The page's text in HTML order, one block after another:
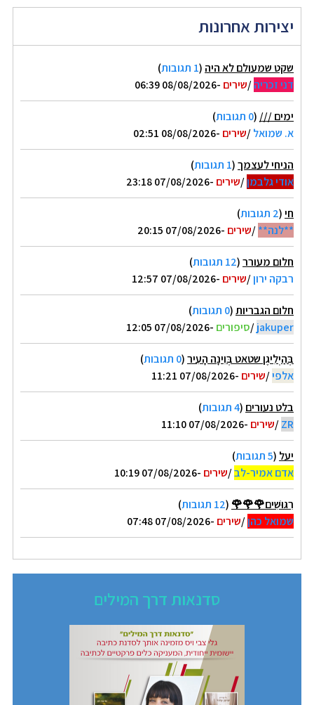
יצירות אחרונות
שקט שמעולם לא היה (1 תגובות
)
דני זכריה/שירים -08/08/2026 06:39
ימים /// (0 תגובות
)
א. שמואל/שירים -08/08/2026 02:51
הניחי לעצמך(1 תגובות
)
אודי גלבמן/שירים -07/08/2026 23:18
חי(2 תגובות
)
**לנה**/שירים -07/08/2026 20:15
חלום מעורר(12 תגובות
)
רבקה ירון/שירים -07/08/2026 12:57
חלום הגבריות(0 תגובות
)
jakuper
/סיפורים -07/08/2026 12:05
בְּהַיְלִיגֶן שטאט בְּוִינָה הָעִיר(0 תגובות
)
אלפי/שירים -07/08/2026 11:21
בלט נעורים (4 תגובות
)
ZR
/שירים -07/08/2026 11:10
יעל (5 תגובות
)
אדם אמיר-לב/שירים -07/08/2026 10:19
רִגּוּשִׁים🌹🌹🌹 (12 תגובות
)
שמואל כהן/שירים -07/08/2026 07:48
סדנאות דרך המילים